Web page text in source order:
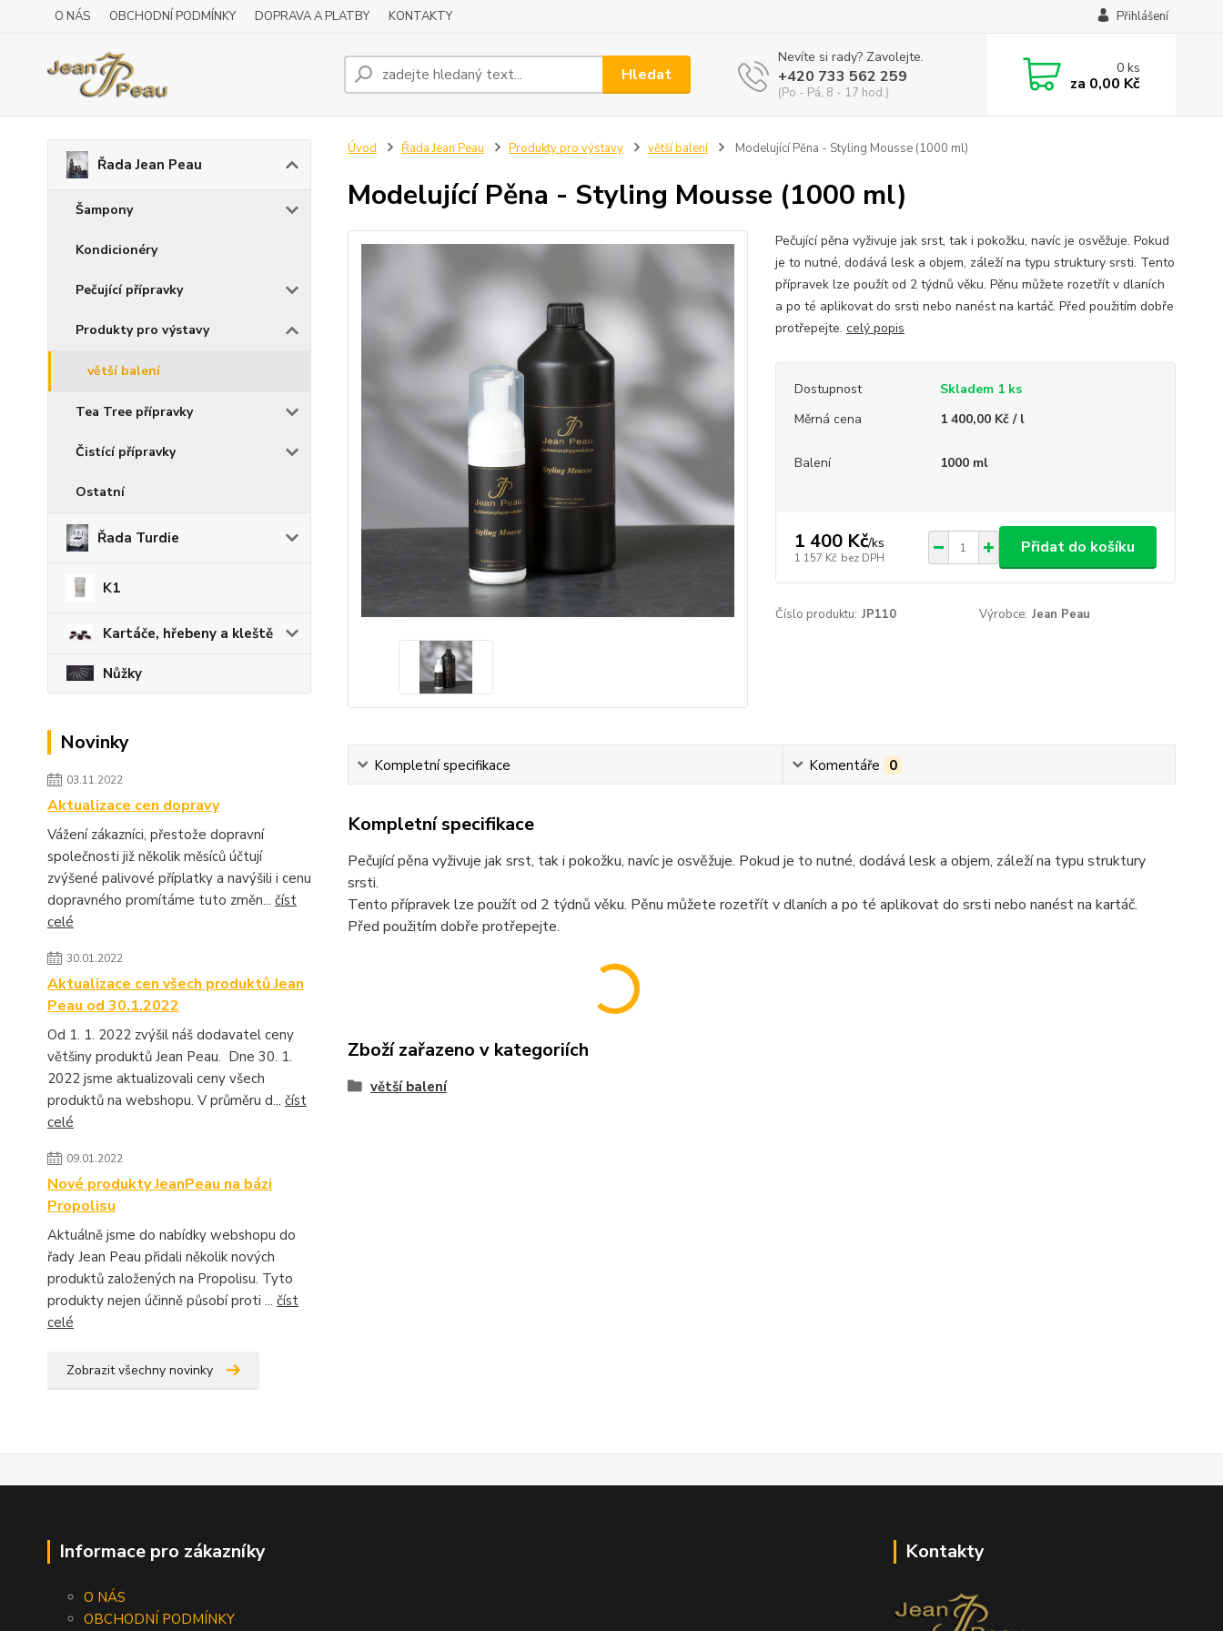
O NÁS OBCHODNÍ PODMÍNKY DOPRAVA A PLATBY KONTAKTY Přihlášení
Hledat
Nevíte si rady? Zavolejte.
+420 733 562 259
(Po - Pá, 8 - 17 hod.)
0ks
za 0,00 Kč
Řada Jean Peau
Šampony
Kondicionéry
Pečující přípravky
Produkty pro výstavy
větší balení
Tea Tree přípravky
Čistící přípravky
Ostatní
Řada Turdie
K1
Kartáče, hřebeny a kleště
Nůžky
Novinky
03.11.2022
Aktualizace cen dopravy
Vážení zákazníci, přestože dopravní
společnosti již několik měsíců účtují
zvýšené palivové příplatky a navýšili i cenu
dopravného promítáme tuto změn... číst
celé
30.01.2022
Aktualizace cen všech produktů Jean
Peau od 30.1.2022
Od 1. 1. 2022 zvýšil náš dodavatel ceny
většiny produktů Jean Peau. Dne 30. 1.
2022 jsme aktualizovali ceny všech
produktů na webshopu. V průměru d... číst
celé
09.01.2022
Nové produkty JeanPeau na bázi
Propolisu
Aktuálně jsme do nabídky webshopu do
řady Jean Peau přidali několik nových
produktů založených na Propolisu. Tyto
produkty nejen účinně působí proti ... číst
celé
Zobrazit všechny novinky
Úvod Řada Jean Peau Produkty pro výstavy větší balení Modelující Pěna - Styling Mousse (1000 ml)
Modelující Pěna - Styling Mousse (1000 ml)
Pečující pěna vyživuje jak srst, tak i pokožku, navíc je osvěžuje. Pokud
je to nutné, dodává lesk a objem, záleží na typu struktury srsti. Tento
přípravek lze použít od 2 týdnů věku. Pěnu můžete rozetřít v dlaních
a po té aplikovat do srsti nebo nanést na kartáč. Před použitím dobře
protřepejte. celý popis
Dostupnost
Skladem 1 ks
Měrná cena
1 400,00 Kč / l
Balení 1000 ml
1 400 Kč/ks
1 157 Kč bez DPH
Přidat do košíku
Číslo produktu: JP110 Výrobce: Jean Peau
Kompletní specifikace Komentáře 0
Kompletní specifikace
Pečující pěna vyživuje jak srst, tak i pokožku, navíc je osvěžuje. Pokud je to nutné, dodává lesk a objem, záleží na typu struktury
srsti.
Tento přípravek lze použít od 2 týdnů věku. Pěnu můžete rozetřít v dlaních a po té aplikovat do srsti nebo nanést na kartáč.
Před použitím dobře protřepejte.
Zboží zařazeno v kategoriích
větší balení
Informace pro zákazníky
O NÁS
OBCHODNÍ PODMÍNKY
Kontakty